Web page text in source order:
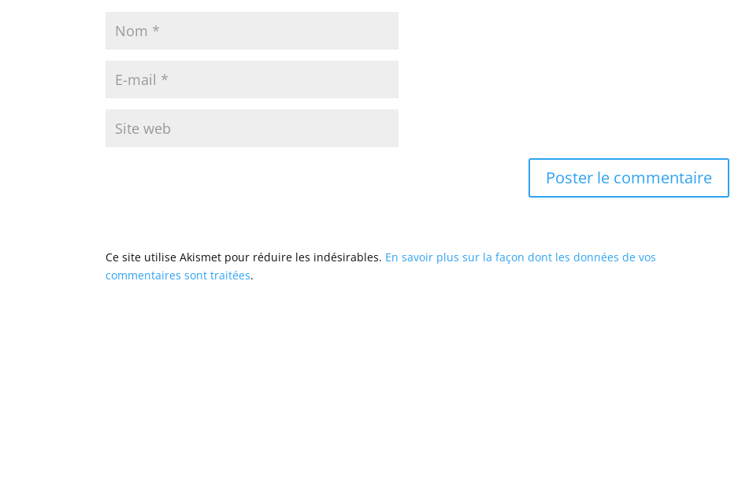
Ce site utilise Akismet pour réduire les indésirables. En savoir plus sur la façon dont les données de vos
commentaires sont traitées.